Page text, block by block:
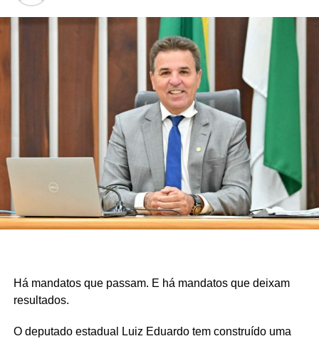
Há mandatos que passam. E há mandatos que deixam
resultados.
O deputado estadual Luiz Eduardo tem construído uma